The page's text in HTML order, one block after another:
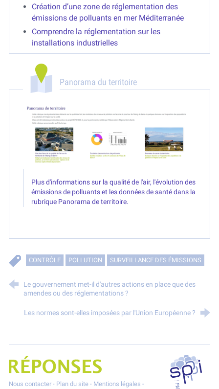
Création d’une zone de réglementation des
émissions de polluants en mer Méditerranée
Comprendre la réglementation sur les
installations industrielles
Panorama du territoire
Plus d'informations sur la qualité de l'air, l'évolution des
émissions de polluants et les données de santé dans la
rubrique Panorama de territoire.
CONTRÔLE POLLUTION SURVEILLANCE DES ÉMISSIONS
Le gouvernement met-il d'autres actions en place que des
amendes ou des réglementations ?
Les normes sont-elles imposées par l'Union Européenne ?
Projet Réponses - Réduire les POllutioNs en Santé Environnement
Nous contacter- Plan du site- Mentions légales -
SPPPI